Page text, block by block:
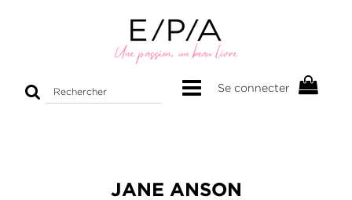
Rechercher
Se connecter
JANE ANSON